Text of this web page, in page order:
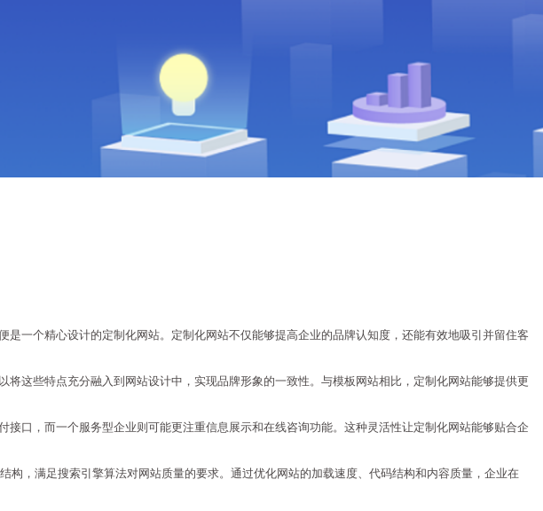
一个精心设计的定制化网站。定制化网站不仅能够提高企业的品牌认知度，还能有效地吸引并留住客
这些特点充分融入到网站设计中，实现品牌形象的一致性。与模板网站相比，定制化网站能够提供更
口，而一个服务型企业则可能更注重信息展示和在线咨询功能。这种灵活性让定制化网站能够贴合企
，满足搜索引擎算法对网站质量的要求。通过优化网站的加载速度、代码结构和内容质量，企业在